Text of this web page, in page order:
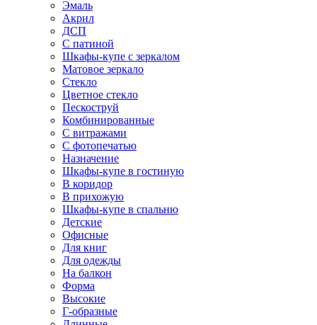
Эмаль
Акрил
ДСП
С патиной
Шкафы-купе с зеркалом
Матовое зеркало
Стекло
Цветное стекло
Пескоструй
Комбинированные
С витражами
С фотопечатью
Назначение
Шкафы-купе в гостиную
В коридор
В прихожую
Шкафы-купе в спальню
Детские
Офисные
Для книг
Для одежды
На балкон
Форма
Высокие
Г-образные